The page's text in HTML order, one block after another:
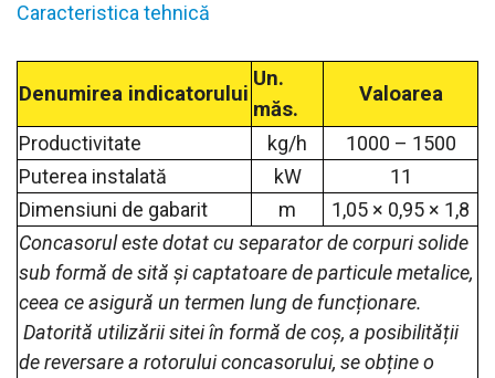
Caracteristica tehnică
Denumirea indicatorului
Un.
măs.
Valoarea
Productivitate kg/h
1000 – 1500
Puterea instalată
kW
11
Dimensiuni de gabarit
m
1,05 × 0,95 × 1,8
Concasorul este dotat cu separator de corpuri solide
sub formă de sită și captatoare de particule metalice,
ceea ce asigură un termen lung de funcționare.
Datorită utilizării sitei în formă de coș, a posibilității
de reversare a rotorului concasorului, se obține o